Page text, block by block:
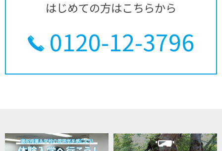
はじめての方はこちらから
0120-12-3796